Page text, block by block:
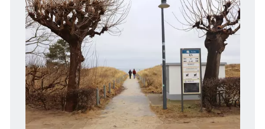
Veranstaltungen
Blog